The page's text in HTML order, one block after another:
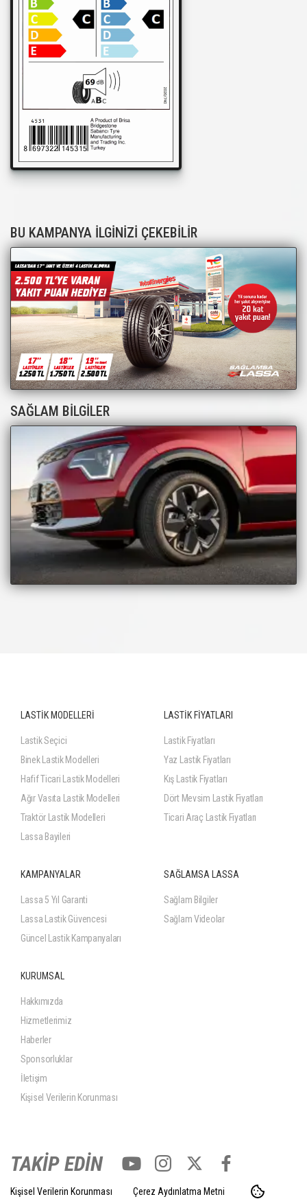
BU KAMPANYA İLGİNİZİ ÇEKEBİLİR
SAĞLAM BİLGİLER
LASTİK MODELLERİ
Lastik Seçici
Binek Lastik Modelleri
Hafif Ticari Lastik Modelleri
Ağır Vasıta Lastik Modelleri
Traktör Lastik Modelleri
Lassa Bayileri
LASTİK FİYATLARI
Lastik Fiyatları
Yaz Lastik Fiyatları
Kış Lastik Fiyatları
Dört Mevsim Lastik Fiyatları
Ticari Araç Lastik Fiyatları
KAMPANYALAR
Lassa 5 Yıl Garanti
Lassa Lastik Güvencesi
Güncel Lastik Kampanyaları
SAĞLAMSA LASSA
Sağlam Bilgiler
Sağlam Videolar
KURUMSAL
Hakkımızda
Hizmetlerimiz
Haberler
Sponsorluklar
İletişim
Kişisel Verilerin Korunması
TAKİP EDİN
Kişisel Verilerin Korunması Çerez Aydınlatma Metni